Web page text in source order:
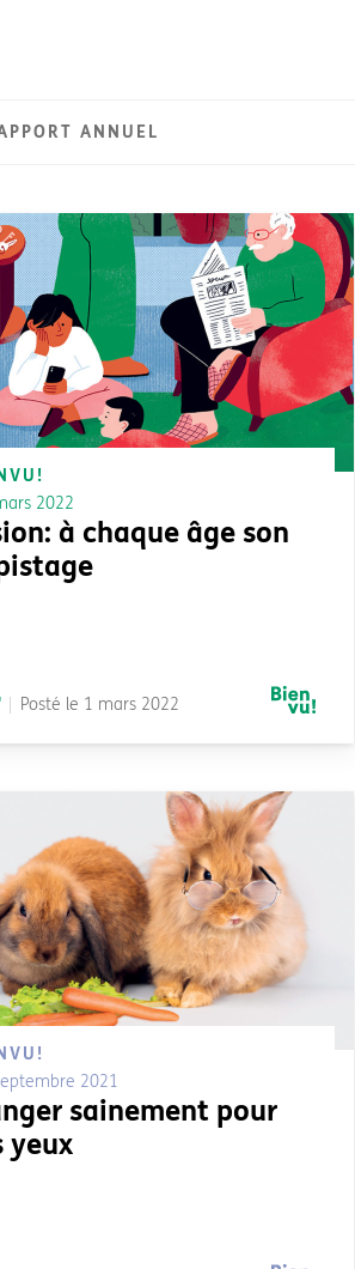
ANNUEL
de vue
2022
à chaque âge son
de lecture:
Posté le 1 mars 2022
2021
sainement pour
yeux